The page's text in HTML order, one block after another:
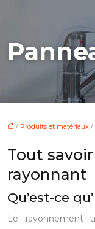
/ Produits et matériaux /
Tout
rayonnant
Qu’est-ce
Le rayonnement